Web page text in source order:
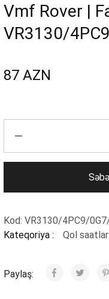
Vmf Rover |
VR3130/
87 AZN
Kod:VR3130/4PC9/
Kateqoriya :
Qol
Paylaş: